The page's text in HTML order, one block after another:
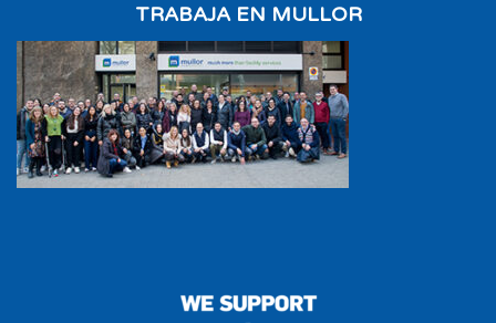
TRABAJA EN MULLOR